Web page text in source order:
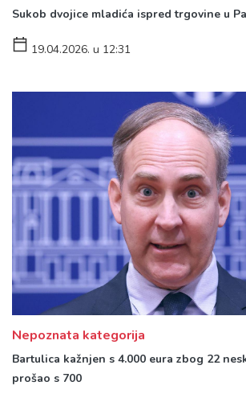
Sukob dvojice mladića ispred trgovine u
19.04.2026. u 12:31
Nepoznata kategorija
Bartulica kažnjen s 4.000 eura zbog 22
prošao s 700